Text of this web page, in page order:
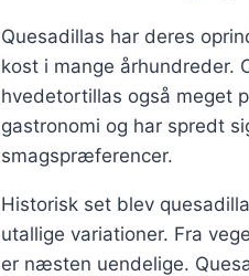
Quesadillas har deres
kost i mange århundreder.
hvedetortillas også meget
gastronomi og har spredt
smagspræferencer.
Historisk set blev
utallige variationer. Fra
er næsten uendelige.